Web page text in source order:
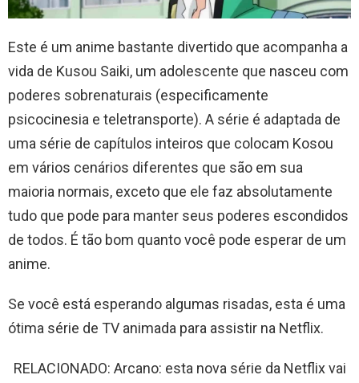
Este é um anime bastante divertido que acompanha a
vida de Kusou Saiki, um adolescente que nasceu com
poderes sobrenaturais (especificamente
psicocinesia e teletransporte). A série é adaptada de
uma série de capítulos inteiros que colocam Kosou
em vários cenários diferentes que são em sua
maioria normais, exceto que ele faz absolutamente
tudo que pode para manter seus poderes escondidos
de todos. É tão bom quanto você pode esperar de um
anime.
Se você está esperando algumas risadas, esta é uma
ótima série de TV animada para assistir na Netflix.
RELACIONADO: Arcano: esta nova série da Netflix vai